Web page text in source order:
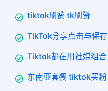
tiktok刷赞 tk刷赞
TikTok分享点击与保存
Tiktok都在用社媒组合
东南亚套餐 tiktok买粉